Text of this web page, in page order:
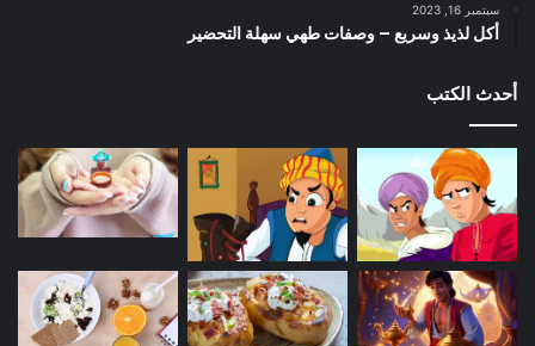
سبتمبر 16, 2023
أكل لذيذ وسريع – وصفات طهي سهلة التحضير
أحدث الكتب